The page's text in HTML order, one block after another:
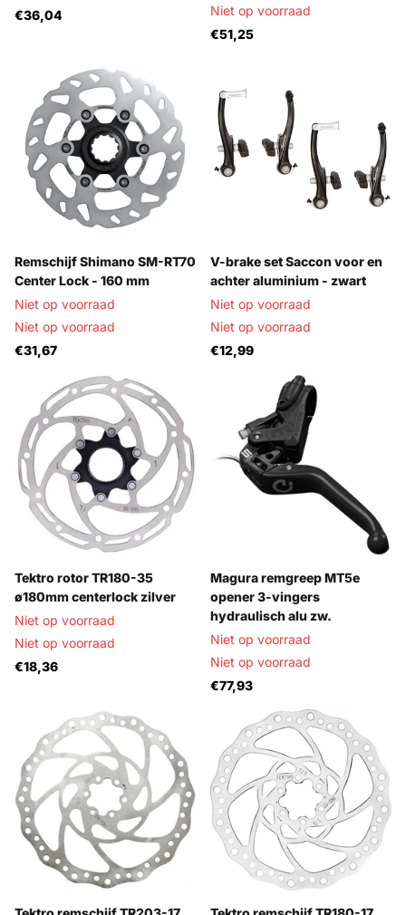
€36,04
Niet op voorraad
€51,25
Remschijf Shimano SM-RT70
Center Lock - 160 mm
Niet op voorraad
Niet op voorraad
€31,67
V-brake set Saccon voor en
achter aluminium - zwart
Niet op voorraad
Niet op voorraad
€12,99
Tektro rotor TR180-35
ø180mm centerlock zilver
Niet op voorraad
Niet op voorraad
€18,36
Magura remgreep MT5e
opener 3-vingers
hydraulisch alu zw.
Niet op voorraad
Niet op voorraad
€77,93